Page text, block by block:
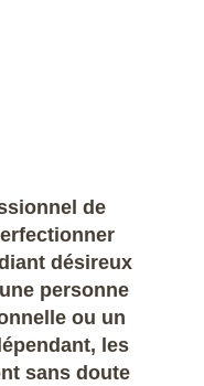
de
désireux
personne
ou un
les
sans doute